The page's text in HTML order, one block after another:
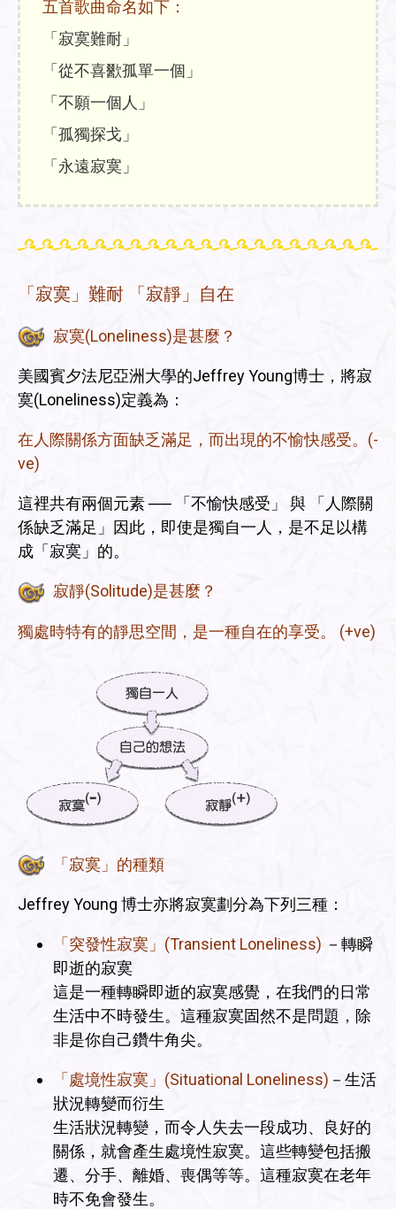
五首歌曲命名如下：
「寂寞難耐」
「從不喜歠孤單一個」
「不願一個人」
「孤獨探戈」
「永遠寂寞」
「寂寞」難耐 「寂靜」自在
寂寞(Loneliness)是甚麼？
美國賓夕法尼亞洲大學的Jeffrey Young博士，將寂
寞(Loneliness)定義為：
在人際關係方面缺乏滿足，而出現的不愉快感受。(-
ve)
這裡共有兩個元素 ── 「不愉快感受」 與 「人際關
係缺乏滿足」因此，即使是獨自一人，是不足以構
成「寂寞」的。
寂靜(Solitude)是甚麼？
獨處時特有的靜思空間，是一種自在的享受。 (+ve)
「寂寞」的種類
Jeffrey Young 博士亦將寂寞劃分為下列三種：
「突發性寂寞」(Transient Loneliness) －轉瞬
即逝的寂寞
這是一種轉瞬即逝的寂寞感覺，在我們的日常
生活中不時發生。這種寂寞固然不是問題，除
非是你自己鑽牛角尖。
「處境性寂寞」(Situational Loneliness) －生活
狀況轉變而衍生
生活狀況轉變，而令人失去一段成功、良好的
關係，就會產生處境性寂寞。這些轉變包括搬
遷、分手、離婚、喪偶等等。這種寂寞在老年
時不免會發生。